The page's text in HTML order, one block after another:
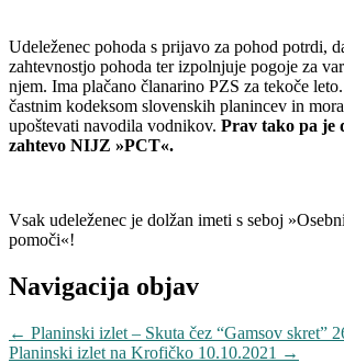
Udeleženec pohoda s prijavo za pohod potrdi,
zahtevnostjo pohoda ter izpolnjuje pogoje za
njem. Ima plačano članarino PZS za tekoče
častnim kodeksom slovenskih planincev in
upoštevati navodila vodnikov. Prav tako pa je
zahtevo NIJZ »PCT«.
Vsak udeleženec je dolžan imeti s seboj
pomoči«!
Navigacija objav
← Planinski izlet – Skuta čez “Gamsov skret”
Planinski izlet na Krofičko 10.10.2021 →